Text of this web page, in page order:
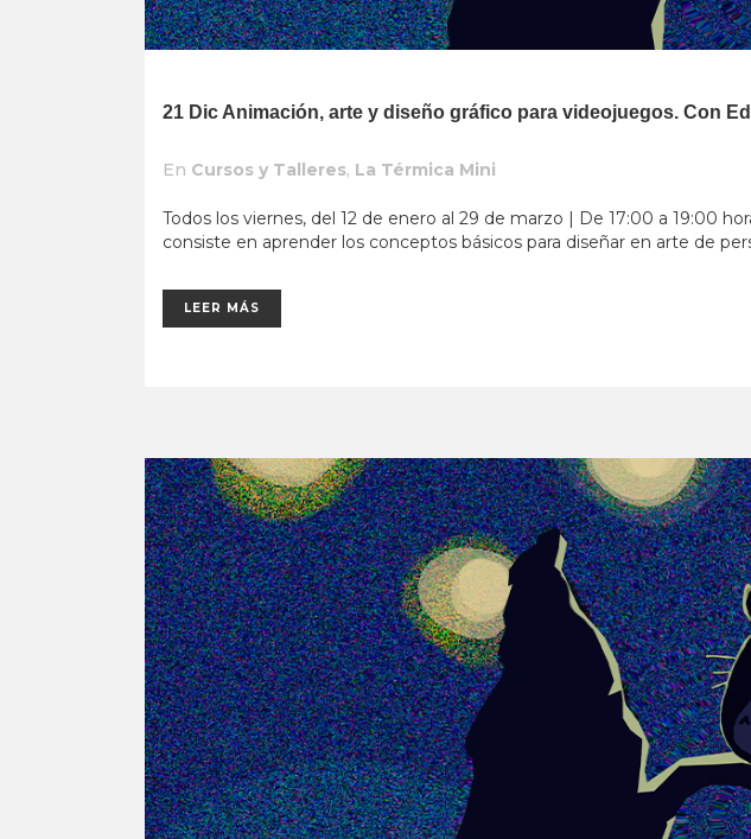
21 Dic Animación, arte y diseño gráfico para videojuegos. Con
En Cursos y Talleres, La Térmica Mini
Todos los viernes, del 12 de enero al 29 de marzo | De 17:00 a 19:00
consiste en aprender los conceptos básicos para diseñar en arte de
LEER MÁS